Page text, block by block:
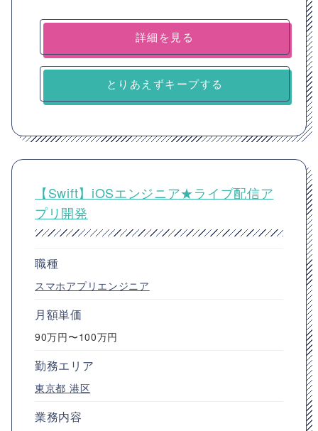
詳細を見る
とりあえずキープする
【Swift】iOSエンジニア★ライブ配信ア
プリ開発
職種
スマホアプリエンジニア
月額単価
90万円〜100万円
勤務エリア
東京都 港区
業務内容